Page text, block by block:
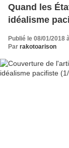
Quand les
idéalisme
Publié le 08/01/2018
Par rakotoarison